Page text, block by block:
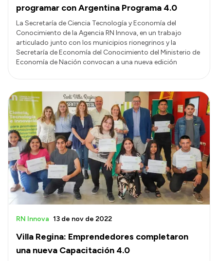
Intranet
Login
programar con Argentina Programa 4.0
La Secretaría de Ciencia Tecnología y Economía del
Conocimiento de la Agencia RN Innova, en un trabajo
articulado junto con los municipios rionegrinos y la
Secretaría de Economía del Conocimiento del Ministerio de
Economía de Nación convocan a una nueva edición
Villa Regina: Emprendedores completaron
una nueva Capacitación 4.0
RN Innova 13 de nov de 2022